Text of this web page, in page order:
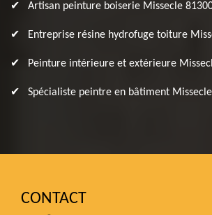
Artisan peinture boiserie Missecle
Entreprise résine hydrofuge toiture
Peinture intérieure et extérieure
Spécialiste peintre en bâtiment
CONTACT